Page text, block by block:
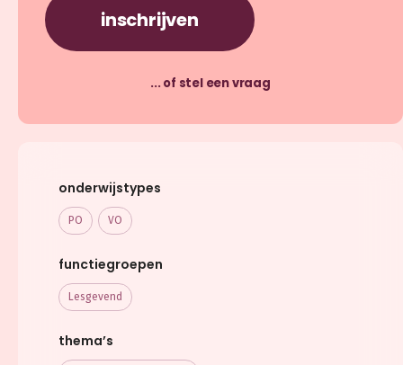
inschrijven
... of stel een vraag
onderwijstypes
PO VO
functiegroepen
Lesgevend
thema’s